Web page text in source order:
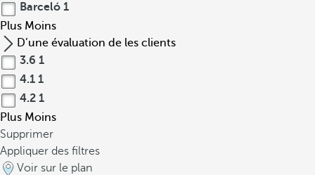
Barceló 1
Plus Moins
D’une évaluation de les clients
3.6 1
4.1 1
4.2 1
Plus Moins
Supprimer
Appliquer des filtres
Voir sur le plan